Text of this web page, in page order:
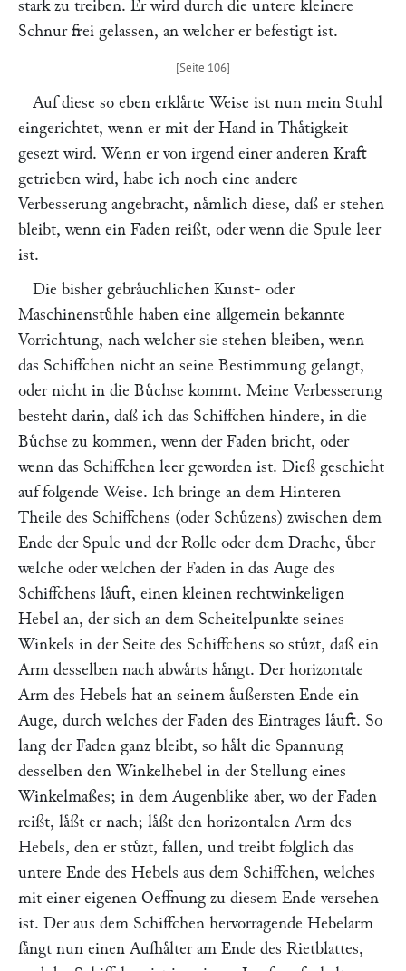
stark zu treiben. Er wird durch die untere kleinere
Schnur frei gelassen, an welcher er befestigt ist.
Auf diese so eben erklaͤrte Weise ist nun mein Stuhl
eingerichtet, wenn er mit der Hand in Thaͤtigkeit
gesezt wird. Wenn er von irgend einer anderen Kraft
getrieben wird, habe ich noch eine andere
Verbesserung angebracht, naͤmlich diese, daß er stehen
bleibt, wenn ein Faden reißt, oder wenn die Spule leer
ist.
Die bisher gebraͤuchlichen Kunst- oder
Maschinenstuͤhle haben eine allgemein bekannte
Vorrichtung, nach welcher sie stehen bleiben, wenn
das Schiffchen nicht an seine Bestimmung gelangt,
oder nicht in die Buͤchse kommt. Meine Verbesserung
besteht darin, daß ich das Schiffchen hindere, in die
Buͤchse zu kommen, wenn der Faden bricht, oder
wenn das Schiffchen leer geworden ist. Dieß geschieht
auf folgende Weise. Ich bringe an dem Hinteren
Theile des Schiffchens (oder Schuͤzens) zwischen dem
Ende der Spule und der Rolle oder dem Drache, uͤber
welche oder welchen der Faden in das Auge des
Schiffchens laͤuft, einen kleinen rechtwinkeligen
Hebel an, der sich an dem Scheitelpunkte seines
Winkels in der Seite des Schiffchens so stuͤzt, daß ein
Arm desselben nach abwaͤrts haͤngt. Der horizontale
Arm des Hebels hat an seinem aͤußersten Ende ein
Auge, durch welches der Faden des Eintrages laͤuft. So
lang der Faden ganz bleibt, so haͤlt die Spannung
desselben den Winkelhebel in der Stellung eines
Winkelmaßes; in dem Augenblike aber, wo der Faden
reißt, laͤßt er nach; laͤßt den horizontalen Arm des
Hebels, den er stuͤzt, fallen, und treibt folglich das
untere Ende des Hebels aus dem Schiffchen, welches
mit einer eigenen Oeffnung zu diesem Ende versehen
ist. Der aus dem Schiffchen hervorragende Hebelarm
faͤngt nun einen Aufhaͤlter am Ende des Rietblattes,